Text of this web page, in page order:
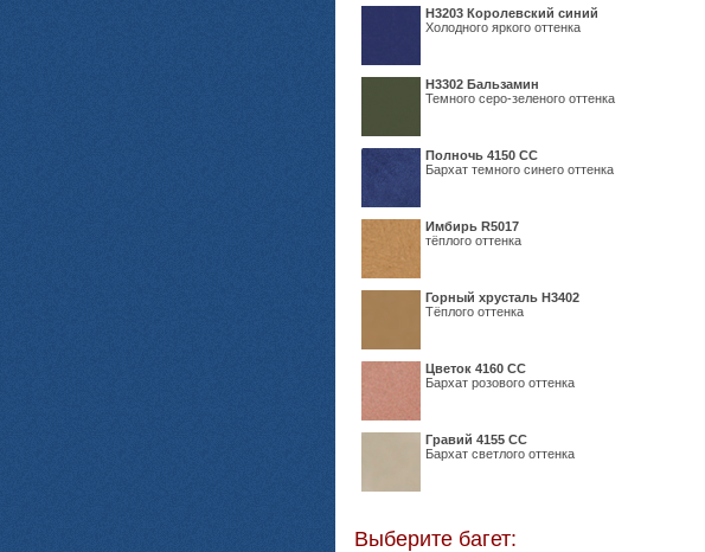
Н3203 Королевский синий
Холодного яркого оттенка
Н3302 Бальзамин
Темного серо-зеленого оттенка
Полночь 4150 СС
Бархат темного синего оттенка
Имбирь R5017
тёплого оттенка
Горный хрусталь H3402
Тёплого оттенка
Цветок 4160 СС
Бархат розового оттенка
Гравий 4155 СС
Бархат светлого оттенка
Выберите багет: